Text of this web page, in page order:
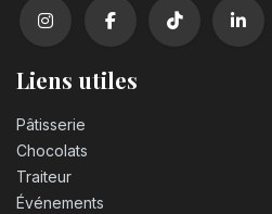
Liens utiles
Pâtisserie
Chocolats
Traiteur
Événements